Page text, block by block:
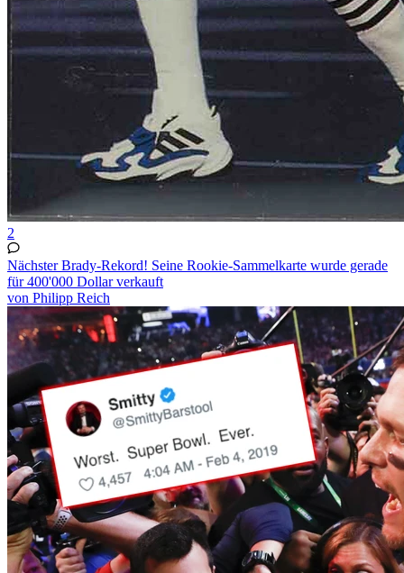
2
Nächster Brady-Rekord! Seine Rookie-Sammelkarte wurde gerade
für 400'000 Dollar verkauft
von Philipp Reich